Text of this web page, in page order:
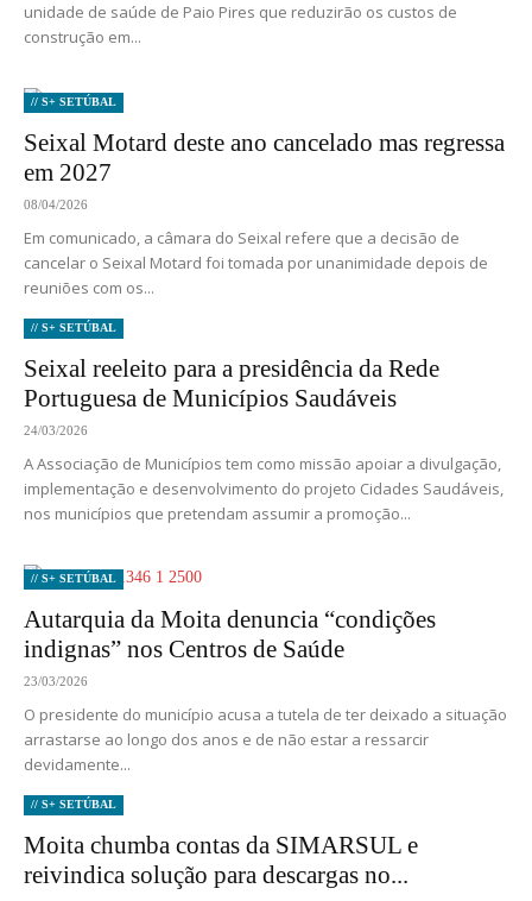
unidade de saúde de Paio Pires que reduzirão os custos de
construção em...
// S+ SETÚBAL
Seixal Motard deste ano cancelado mas regressa
em 2027
08/04/2026
Em comunicado, a câmara do Seixal refere que a decisão de
cancelar o Seixal Motard foi tomada por unanimidade depois de
reuniões com os...
// S+ SETÚBAL
Seixal reeleito para a presidência da Rede
Portuguesa de Municípios Saudáveis
24/03/2026
A Associação de Municípios tem como missão apoiar a divulgação,
implementação e desenvolvimento do projeto Cidades Saudáveis,
nos municípios que pretendam assumir a promoção...
// S+ SETÚBAL
Autarquia da Moita denuncia “condições
indignas” nos Centros de Saúde
23/03/2026
O presidente do município acusa a tutela de ter deixado a situação
arrastarse ao longo dos anos e de não estar a ressarcir
devidamente...
// S+ SETÚBAL
Moita chumba contas da SIMARSUL e
reivindica solução para descargas no...